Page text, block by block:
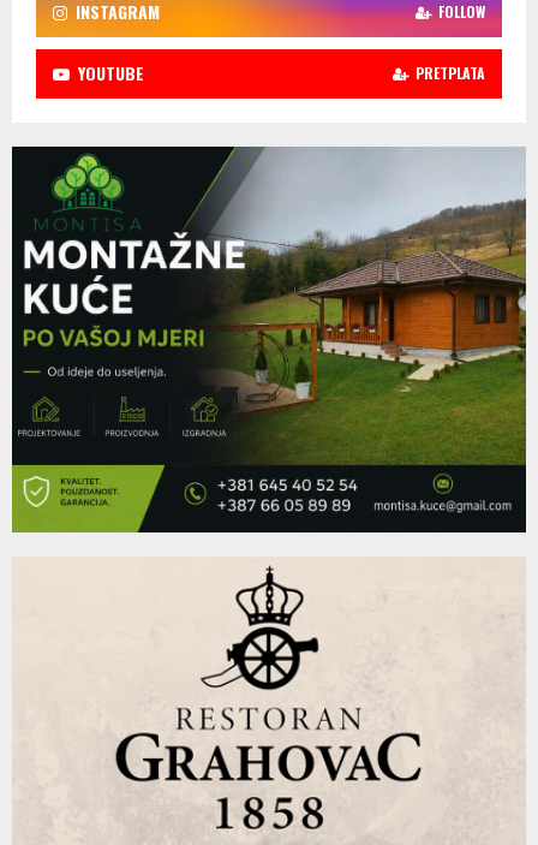
INSTAGRAM FOLLOW
YOUTUBE PRETPLATA